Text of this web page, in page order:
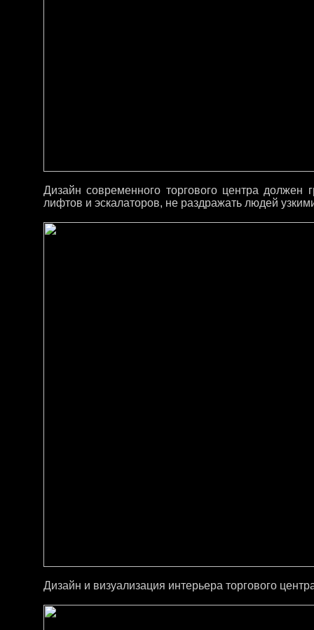
Дизайн современного торгового центра должен
лифтов и эскалаторов, не раздражать людей
Дизайн и визуализация интерьера торгового